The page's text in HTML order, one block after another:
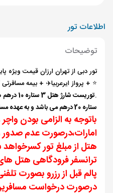
اطلاعات تور
توضیحات
⭐️ + پرواز ایرعربیا✈️ + بیمه
.
ستاره 20 درهم می باشد و به عهده مسافر است.
باتوجه به الزامی بودن
امارات،درصورت عدم صدور
هتل از مبلغ تور
ترانسفر فرودگاهی هتل
پالم قبل از رزرو بصورت